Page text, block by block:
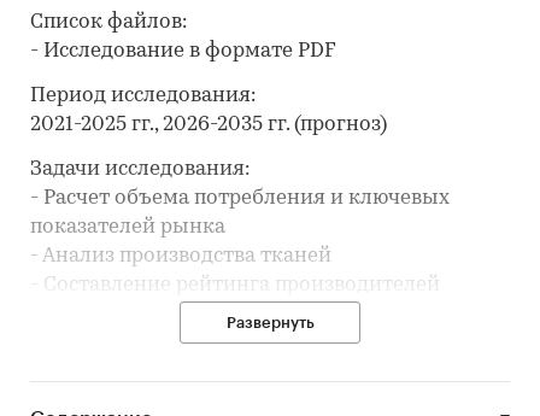
Список файлов:
- Исследование в формате PDF
Период исследования:
2021-2025 гг., 2026-2035 гг. (прогноз)
Задачи исследования:
- Расчет объема потребления и ключевых
показателей рынка
- Анализ производства тканей
- Составление рейтинга производителей
- Анализ цен производителей тканей
- Обзор розничной торговли: розничных
Развернуть